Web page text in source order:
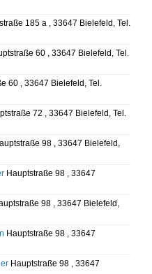
185 a , 33647 Bielefeld, Tel.
60 , 33647 Bielefeld, Tel.
60 , 33647 Bielefeld, Tel.
72 , 33647 Bielefeld, Tel.
98 , 33647 Bielefeld,
Hauptstraße 98 , 33647
98 , 33647 Bielefeld,
Hauptstraße 98 , 33647
Hauptstraße 98 , 33647